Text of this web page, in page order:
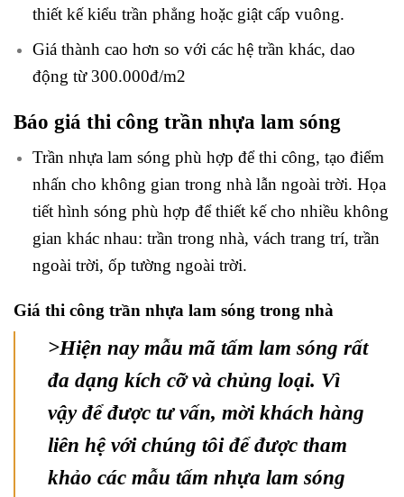
thiết kế kiểu trần phẳng hoặc giật cấp vuông.
Giá thành cao hơn so với các hệ trần khác, dao
động từ 300.000đ/m2
Báo giá thi công trần nhựa lam sóng
Trần nhựa lam sóng phù hợp để thi công, tạo điểm
nhấn cho không gian trong nhà lẫn ngoài trời. Họa
tiết hình sóng phù hợp để thiết kế cho nhiều không
gian khác nhau: trần trong nhà, vách trang trí, trần
ngoài trời, ốp tường ngoài trời.
Giá thi công trần nhựa lam sóng trong nhà
>Hiện nay mẫu mã tấm lam sóng rất
đa dạng kích cỡ và chủng loại. Vì
vậy để được tư vấn, mời khách hàng
liên hệ với chúng tôi để được tham
khảo các mẫu tấm nhựa lam sóng